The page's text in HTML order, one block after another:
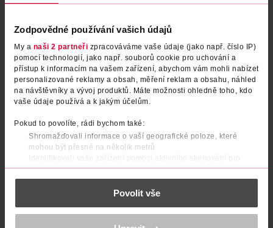
Zodpovědné používání vašich údajů
My a naši 2 partneři zpracováváme vaše údaje (jako např. číslo IP)
pomocí technologií, jako např. souborů cookie pro uchování a
přístup k informacím na vašem zařízení, abychom vám mohli nabízet
personalizované reklamy a obsah, měření reklam a obsahu, náhled
na návštěvníky a vývoj produktů. Máte možnosti ohledně toho, kdo
vaše údaje používá a k jakým účelům.
Pokud to povolíte, rádi bychom také:
Shromažďovali informace o vaší geografické poloze, které
mohou být přesné na několik metrů
Identifikovali vaše zařízení pomocí aktivního skenování pro
konkrétní charakteristiky (otisk prstu)
Zjistěte více o tom, jak zpracováváme vaše osobní údaje, a nastavte
části s podrobnostmi . Svůj souhlas můžete kdykoliv
K provozu stránek, personalizaci obsahu a reklam, funkcí sociálních
Povolit vše
Sprej proti vosám a sršňům
Bros 600 ml
279 Kč
Plus sprej Stop pavoukům
Biolit 400 ml